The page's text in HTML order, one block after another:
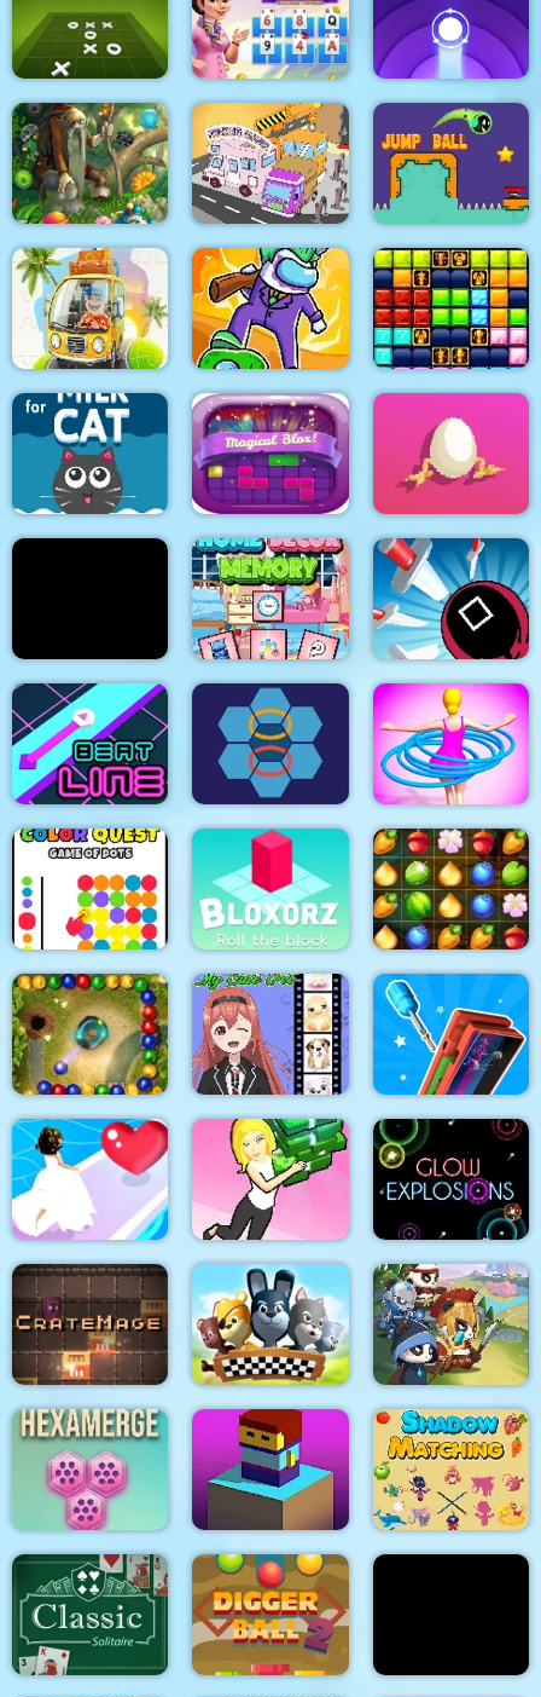
365 Solitaire Gold 12
in 1
Lof Math Shooter Shuigo
Tic Tac Toe Mania
Kings and Queens
Solitaire Tripeaks
Ripple Jump
Hidden Candies Parking Mania Jump Ball Adventures
KIDS CAR PUZZLE
Impostors vs
Zombies: Survival
1010 Golden Trophies
EG Magical Blox Bouncing Egg
Puzzlez Home Decor Memory Knife attack
Beat Line Hexa Stapler Hula Hoops Rush
Color Quest Colors
Game
Bloxorz Roll the
Block
Forest Mania
Marbles Garden MY CUTE PET Repair It
Bridal Race 3D Idle Fashion Shop Glow Explosions !
CrateMage Rebel Gamio Panda Legend
HEXAMERGE Keep Jump to Sky